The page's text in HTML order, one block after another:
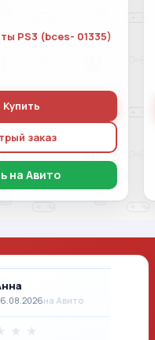
PS3 (bces- 01335)
Купить
заказ
на Авито
на Авито
★ ★